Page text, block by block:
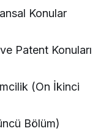
Konular
Patent Konuları
(On İkinci
Bölüm)